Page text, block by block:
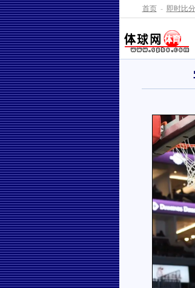
首页 - 即时比分